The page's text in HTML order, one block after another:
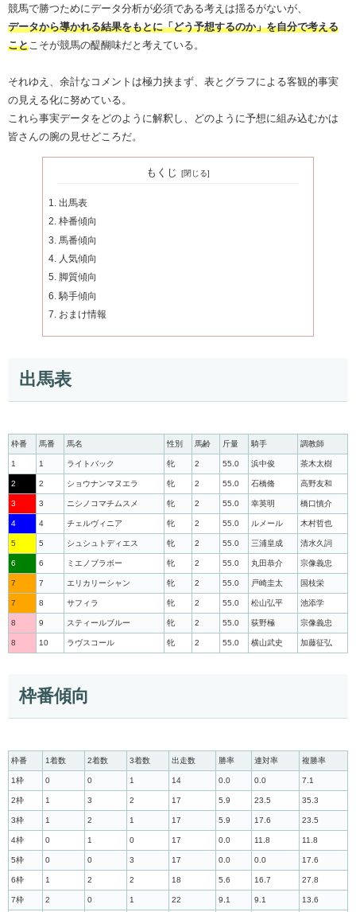
競馬で勝つためにデータ分析が必須である考えは揺るがないが、
データから導かれる結果をもとに「どう予想するのか」を自分で考える
こと こそが競馬の醍醐味だと考えている。
それゆえ、余計なコメントは極力挟まず、表とグラフによる客観的事実
の見える化に努めている。
これら事実データをどのように解釈し、どのように予想に組み込むかは
皆さんの腕の見せどころだ。
もくじ
出馬表
枠番傾向
馬番傾向
人気傾向
脚質傾向
騎手傾向
おまけ情報
出馬表
枠番 馬番 馬名 性別 馬齢 斤量 騎手 調教師
1 1 ライトバック 牝 2 55.0 浜中俊 茶木太樹
2 2 ショウナンマヌエラ 牝 2 55.0 石橋脩 高野友和
3 3 ニシノコマチムスメ 牝 2 55.0 幸英明 橋口慎介
4 4 チェルヴィニア 牝 2 55.0 ルメール 木村哲也
5 5 シュシュトディエス 牝 2 55.0 三浦皇成 清水久詞
6 6 ミエノブラボー 牝 2 55.0 丸田恭介 宗像義忠
7 7 エリカリーシャン 牝 2 55.0 戸崎圭太 国枝栄
7 8 サフィラ 牝 2 55.0 松山弘平 池添学
8 9 スティールブルー 牝 2 55.0 荻野極 宗像義忠
8 10 ラヴスコール 牝 2 55.0 横山武史 加藤征弘
枠番傾向
枠番 1着数 2着数 3着数 出走数 勝率 連対率 複勝率
1枠 0 0 1 14 0.0 0.0 7.1
2枠 1 3 2 17 5.9 23.5 35.3
3枠 1 2 1 17 5.9 17.6 23.5
4枠 0 1 0 17 0.0 11.8 11.8
5枠 0 0 3 17 0.0 0.0 17.6
6枠 1 2 2 18 5.6 16.7 27.8
7枠 2 0 1 22 9.1 9.1 13.6